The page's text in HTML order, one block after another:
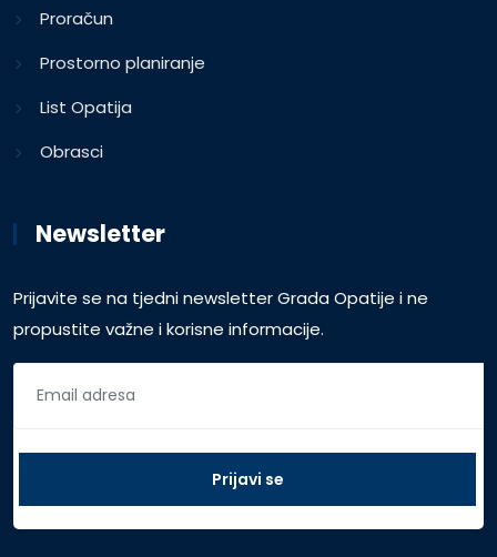
Proračun
Prostorno planiranje
List Opatija
Obrasci
Newsletter
Prijavite se na tjedni newsletter Grada Opatije i ne
propustite važne i korisne informacije.